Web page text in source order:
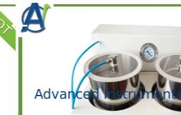
Advanced
Instruments
Co.,Limited.
All
Rights
Reserved.